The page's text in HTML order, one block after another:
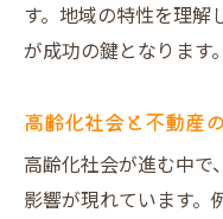
す。地域の特性を理解
が成功の鍵となります。
高齢化社会と不動産
高齢化社会が進む中で
影響が現れています。